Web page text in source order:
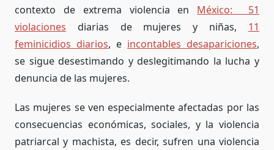
contexto de extrema violencia en México:
51
violaciones diarias de mujeres y niñas, 11
feminicidios diarios, e incontables desapariciones,
se sigue desestimando y deslegitimando la lucha y
denuncia de las mujeres.
Las mujeres se ven especialmente afectadas por las
consecuencias económicas, sociales, y la violencia
patriarcal y machista, es decir, sufren una violencia